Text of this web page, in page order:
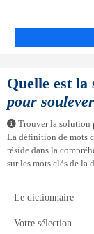
Quelle est
pour soulever
Trouver la solution
La définition de mots
réside dans la
sur les mots clés de la
Le dictionnaire
Votre sélection